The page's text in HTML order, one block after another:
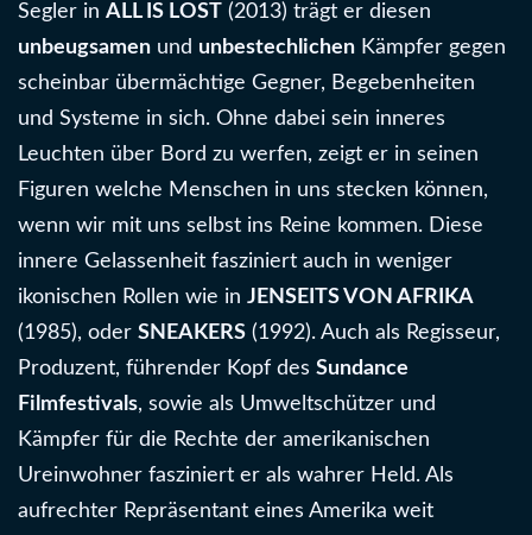
Segler in ALL IS LOST (2013) trägt er diesen
unbeugsamen und unbestechlichen Kämpfer gegen
scheinbar übermächtige Gegner, Begebenheiten
und Systeme in sich. Ohne dabei sein inneres
Leuchten über Bord zu werfen, zeigt er in seinen
Figuren welche Menschen in uns stecken können,
wenn wir mit uns selbst ins Reine kommen. Diese
innere Gelassenheit fasziniert auch in weniger
ikonischen Rollen wie in JENSEITS VON AFRIKA
(1985), oder SNEAKERS (1992). Auch als Regisseur,
Produzent, führender Kopf des Sundance
Filmfestivals, sowie als Umweltschützer und
Kämpfer für die Rechte der amerikanischen
Ureinwohner fasziniert er als wahrer Held. Als
aufrechter Repräsentant eines Amerika weit